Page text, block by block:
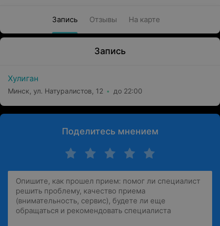
Запись Отзывы На карте
Запись
Хулиган
Минск, ул. Натуралистов, 12 до 22:00
Поделитесь мнением